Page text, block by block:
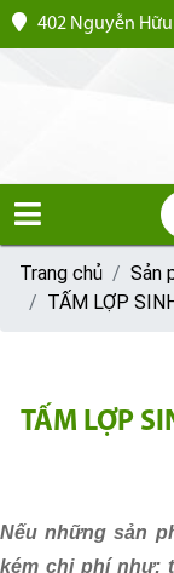
402 Nguyễn Hữu
Trang chủ
Sản
TẤM LỢP
TẤM LỢP
Nếu những sản
kém chi phí như: